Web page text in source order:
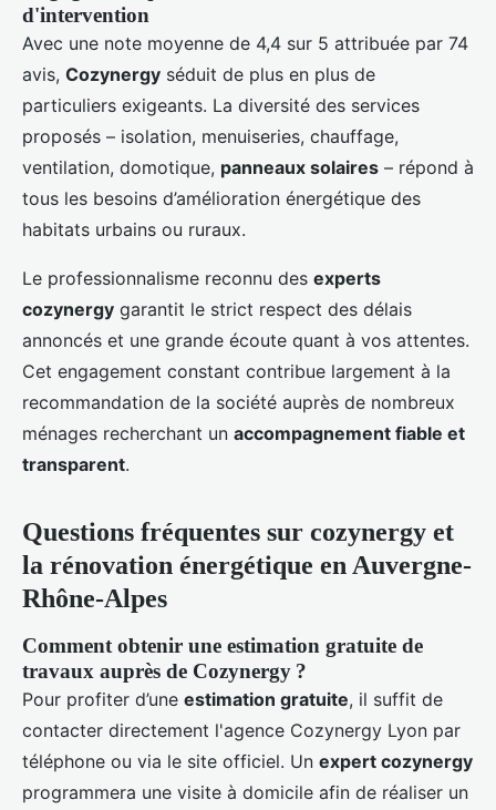
d'intervention
Avec une note moyenne de 4,4 sur 5 attribuée par 74
avis, Cozynergy séduit de plus en plus de
particuliers exigeants. La diversité des services
proposés – isolation, menuiseries, chauffage,
ventilation, domotique, panneaux solaires – répond à
tous les besoins d’amélioration énergétique des
habitats urbains ou ruraux.
Le professionnalisme reconnu des experts
cozynergy garantit le strict respect des délais
annoncés et une grande écoute quant à vos attentes.
Cet engagement constant contribue largement à la
recommandation de la société auprès de nombreux
ménages recherchant un accompagnement fiable et
transparent.
Questions fréquentes sur cozynergy et
la rénovation énergétique en Auvergne-
Rhône-Alpes
Comment obtenir une estimation gratuite de
travaux auprès de Cozynergy ?
Pour profiter d’une estimation gratuite, il suffit de
contacter directement l'agence Cozynergy Lyon par
téléphone ou via le site officiel. Un expert cozynergy
programmera une visite à domicile afin de réaliser un